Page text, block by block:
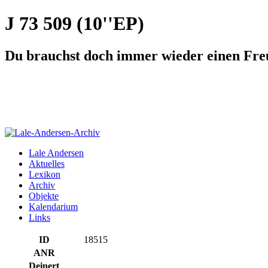
J 73 509 (10''EP)
Du brauchst doch immer wieder einen
Lale Andersen
Aktuelles
Lexikon
Archiv
Objekte
Kalendarium
Links
ID
18515
ANR
Deinert